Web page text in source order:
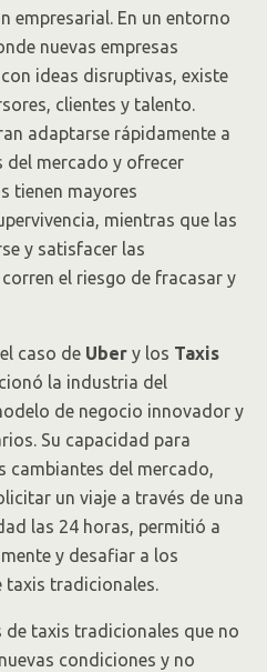
empresarial. En un entorno
nuevas empresas
ideas disruptivas, existe
clientes y talento.
adaptarse rápidamente a
del mercado y ofrecer
tienen mayores
mientras que las
y satisfacer las
el riesgo de fracasar y
caso de Uber y los Taxis
la industria del
de negocio innovador y
Su capacidad para
cambiantes del mercado,
un viaje a través de una
las 24 horas, permitió a
y desafiar a los
tradicionales.
de taxis tradicionales que no
condiciones y no